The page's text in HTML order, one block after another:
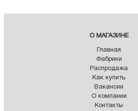
О МАГАЗИНЕ
Главная
Фабрики
Распродажа
Как купить
Вакансии
О компании
Контакты